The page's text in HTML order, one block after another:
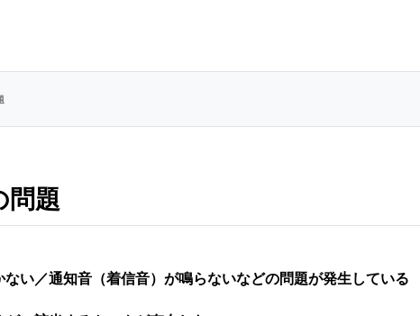
問題
ない／通知音（着信音）が鳴らないなどの問題が発生している